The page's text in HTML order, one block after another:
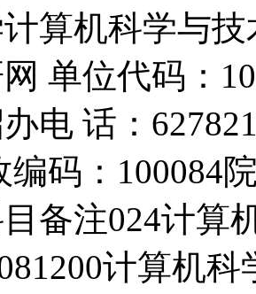
算机科学与
单位代码：
电 话：
编码：100084
备注024计算
计算机